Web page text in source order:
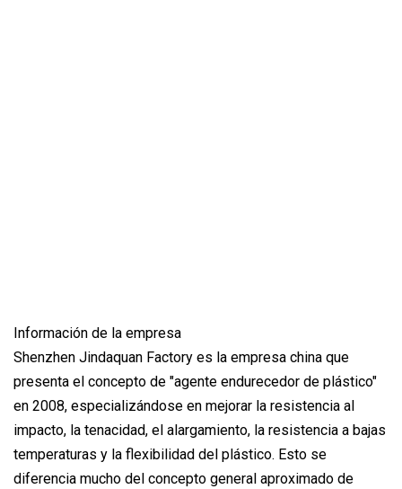
Información de la empresa
Shenzhen Jindaquan Factory es la empresa china que
presenta el concepto de "agente endurecedor de plástico"
en 2008, especializándose en mejorar la resistencia al
impacto, la tenacidad, el alargamiento, la resistencia a bajas
temperaturas y la flexibilidad del plástico. Esto se
diferencia mucho del concepto general aproximado de